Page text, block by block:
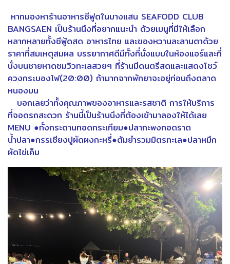
หากมองหาร้านอาหารซีฟูดในบางแสน SEAFODD CLUB
BANGSAEN เป็นร้านนึงที่อยากแนะนำ ด้วยเมนูที่มีให้เลือก
หลากหลายทั้งซีฟู้ดสด อาหารไทย และของหวานละลานตาด้วย
ราคาที่สมเหตุสมผล บรรยากาศดีมีทั้งที่นั่งแบบในห้องแอร์และที่
นั่งบนชายหาดชมวิวทะเลสวยๆ ที่ร้านมีดนตรีสดและแสดงโชว์
ควงกระบองไฟ(20:00) ถ้ามากจากพัทยาจะอยู่ก่อนถึงตลาด
หนองมน
บอกเลยว่าทั้งคุณภาพของอาหารและรสชาติ การให้บริการ
ที่จอดรถสะดวก ร้านนี้เป็นร้านนึงที่ต้องเข้ามาลองให้ได้เลย
MENU ●กั้งกระดานทอดกระเทียม●ปลากะพงทอดราด
น้ำปลา●กรรเชียงปูผัดผงกะหรี่●ต้มยำรวมมิตรทะเล●ปลาหมึก
ผัดไข่เค็ม